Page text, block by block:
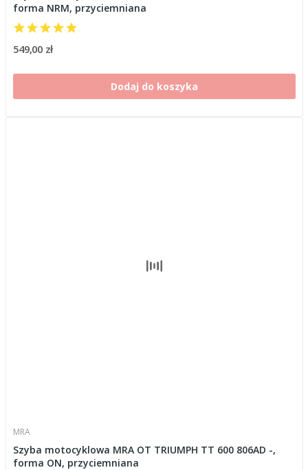
forma NRM, przyciemniana
549,00 zł
Dodaj do koszyka
MRA
Szyba motocyklowa MRA OT TRIUMPH TT 600 806AD -,
forma ON, przyciemniana